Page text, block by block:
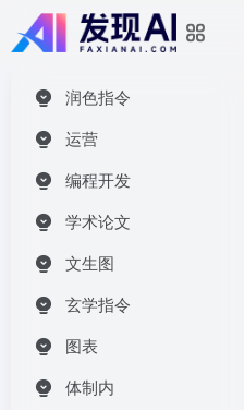
润色指令
运营
编程开发
学术论文
文生图
玄学指令
图表
体制内